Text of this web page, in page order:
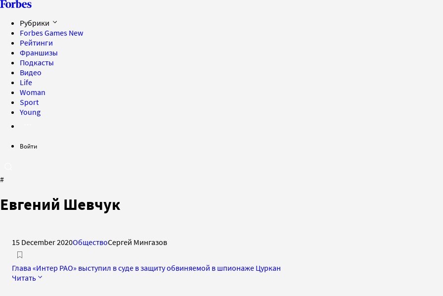
Рубрики
Forbes Games New
Рейтинги
Франшизы
Подкасты
Видео
Life
Woman
Sport
Young
Войти
#
Евгений Шевчук
15 December 2020ОбществоСергей Мингазов
Глава «Интер РАО» выступил в суде в защиту обвиняемой в шпионаже Цуркан
Читать